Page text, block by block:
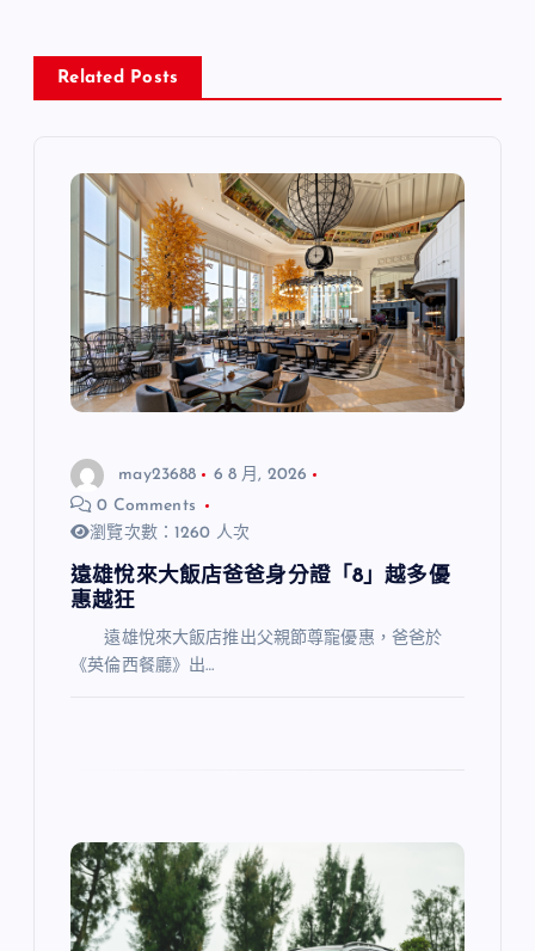
Related Posts
may23688
6 8 月, 2026
0 Comments
瀏覽次數：1260 人次
遠雄悅來大飯店爸爸身分證「8」越多優
惠越狂
遠雄悅來大飯店推出父親節尊寵優惠，爸爸於
《英倫西餐廳》出…